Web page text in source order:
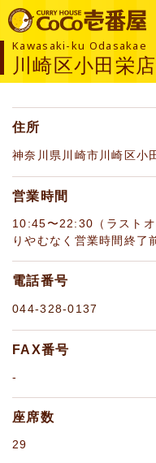
Kawasaki-ku Odasakae
川崎区小田栄店
住所
神奈川県川崎市川崎区小
営業時間
10:45〜22:30（ラスト
りやむなく営業時間終了
電話番号
044-328-0137
FAX番号
-
座席数
29